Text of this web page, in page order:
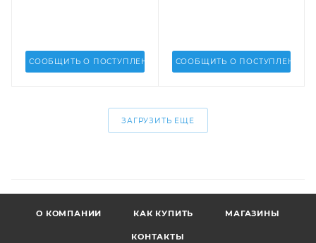
A1DUR71300, A1DUR71311
СООБЩИТЬ О ПОСТУПЛЕНИИ СООБЩИТЬ О ПОСТУПЛЕНИИ
ЗАГРУЗИТЬ ЕЩЕ
О КОМПАНИИ КАК КУПИТЬ МАГАЗИНЫ
КОНТАКТЫ